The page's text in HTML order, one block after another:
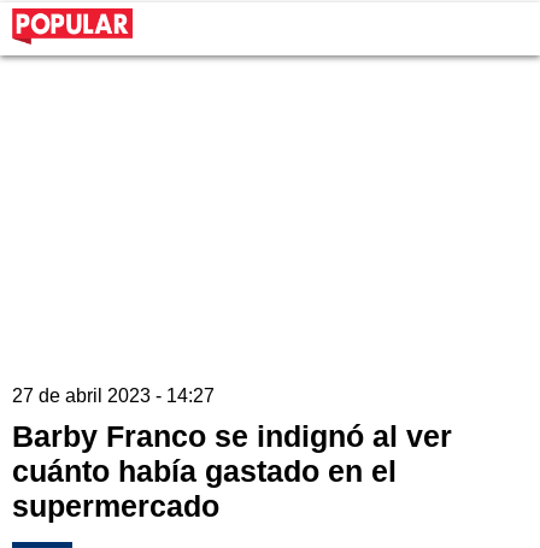
27 de abril 2023 - 14:27
Barby Franco se indignó al ver
cuánto había gastado en el
supermercado